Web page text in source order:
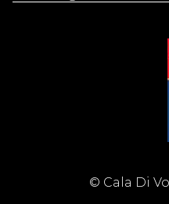
© Cala Di